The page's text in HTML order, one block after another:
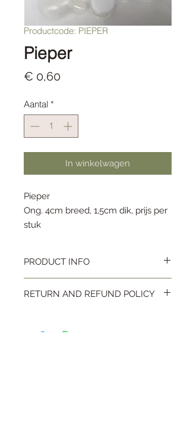
Productcode: PIEPER
Pieper
€ 0,60Prijs
Aantal *
In winkelwagen
Pieper
Ong. 4cm breed, 1,5cm dik, prijs per
stuk
PRODUCT INFO
Ong. 4cm breed, 1.5cm dik, prijs per stuk
RETURN AND REFUND POLICY